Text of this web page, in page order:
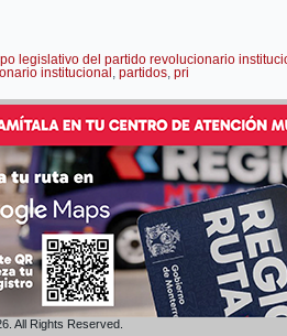
legislativo del partido revolucionario
institucional , partidos, pri
All Rights Reserved.